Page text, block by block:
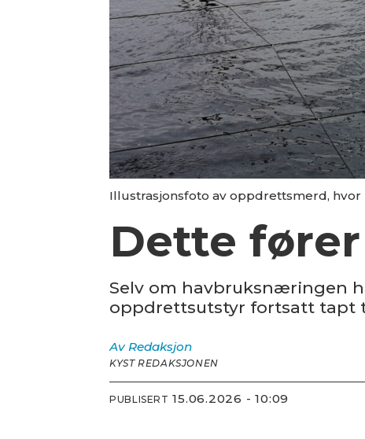
Illustrasjonsfoto av oppdrettsmerd,
Dette
Selv om havbruksnæringen
oppdrettsutstyr fortsatt tapt
Av Redaksjon
KYST REDAKSJONEN
PUBLISERT 15.06.2026 - 10:09